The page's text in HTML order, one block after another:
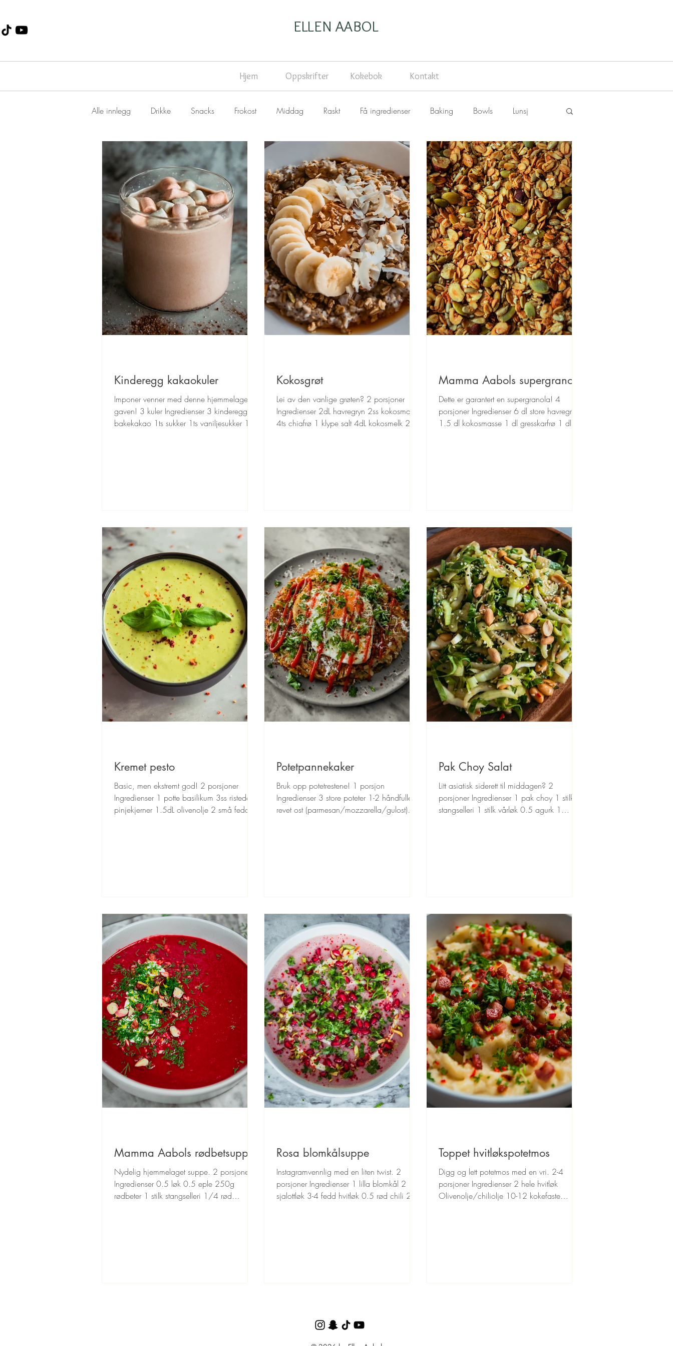
ELLEN AABOL
Alle innlegg Drikke Snacks Frokost Middag Raskt Få ingredienser Baking Bowls Lunsj
Dessert Jul suppe
Kinderegg kakaokuler
Imponer venner med denne hjemmelaget
gaven! 3 kuler Ingredienser 3 kinderegg 2ts
bakekakao 1ts sukker 1ts vaniljesukker 1
Kokosgrøt
Lei av den vanlige grøten? 2 porsjoner
Ingredienser 2dL havregryn 2ss kokosmasse
4ts chiafrø 1 klype salt 4dL kokosmelk 2ss
Mamma Aabols supergranola
Dette er garantert en supergranola! 4
porsjoner Ingredienser 6 dl store havregryn
1.5 dl kokosmasse 1 dl gresskarfrø 1 dl
Kremet pesto
Basic, men ekstremt god! 2 porsjoner
Ingredienser 1 potte basilikum 3ss ristede
pinjekjerner 1.5dL olivenolje 2 små fedd
Potetpannekaker
Bruk opp potetrestene! 1 porsjon
Ingredienser 3 store poteter 1-2 håndfuller
revet ost (parmesan/mozzarella/gulost)
Pak Choy Salat
Litt asiatisk siderett til middagen? 2
porsjoner Ingredienser 1 pak choy 1 stilk
stangselleri 1 stilk vårløk 0.5 agurk 1
Mamma Aabols rødbetsuppe
Nydelig hjemmelaget suppe. 2 porsjoner
Ingredienser 0.5 løk 0.5 eple 250g
rødbeter 1 stilk stangselleri 1/4 rød
Rosa blomkålsuppe
Instagramvennlig med en liten twist. 2
porsjoner Ingredienser 1 lilla blomkål 2
sjalottløk 3-4 fedd hvitløk 0.5 rød chili 2
Toppet hvitløkspotetmos
Digg og lett potetmos med en vri. 2-4
porsjoner Ingredienser 2 hele hvitløk
Olivenolje/chiliolje 10-12 kokefaste
Hjem Oppskrifter Kokebok Kontakt